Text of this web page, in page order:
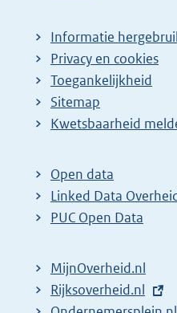
Informatie
Privacy en cookies
Toegankelijkheid
Sitemap
E
t
e
r
l
i
Kwetsbaarheid
Open data
Linked Data
PUC Open Data
MijnOverheid.nl
E
Rijksoverheid.nl